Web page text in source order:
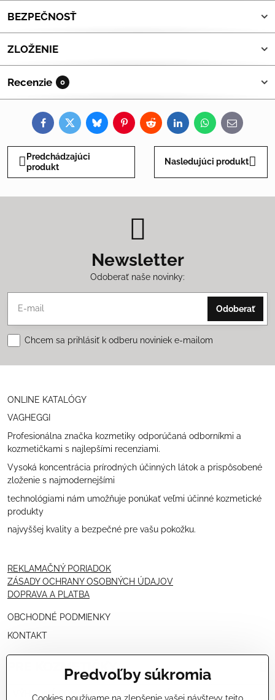
BEZPEČNOSŤ
ZLOŽENIE
Recenzie 0
FacebookTwitterBlueskyPinterestRedditLinkedInWhatsApp
E-
mail
Predchádzajúci
produkt
Nasledujúci produkt
Newsletter
Odoberať naše novinky:
Odoberať
Chcem sa prihlásiť k odberu noviniek e-mailom
ONLINE KATALÓGY
VAGHEGGI
Profesionálna značka kozmetiky odporúčaná odborníkmi a
kozmetičkami s najlepšími recenziami.
Vysoká koncentrácia prírodných účinných látok a prispôsobené
zloženie s najmodernejšími
technológiami nám umožňuje ponúkať veľmi účinné kozmetické
produkty
najvyššej kvality a bezpečné pre vašu pokožku.
REKLAMAČNÝ PORIADOK
ZÁSADY OCHRANY OSOBNÝCH ÚDAJOV
DOPRAVA A PLATBA
OBCHODNÉ PODMIENKY
KONTAKT
PRE KOZMETIČKY
VÝHODNÁ PONUKA PRE PROFESIONÁLOV
Predvoľby súkromia